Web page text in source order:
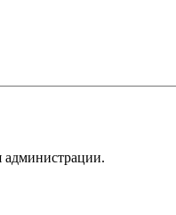
администрации.